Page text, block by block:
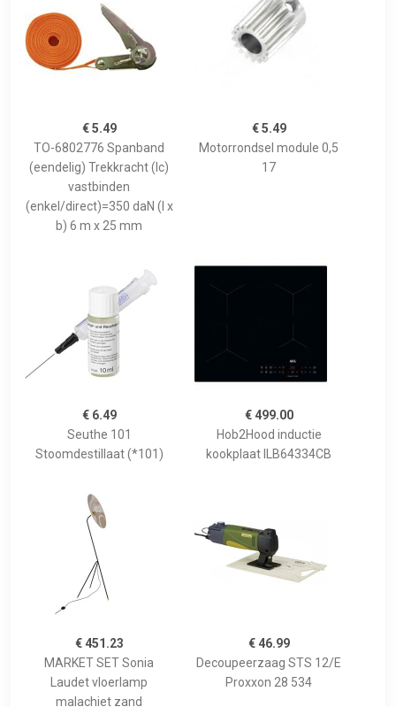
€ 5.49
TO-6802776 Spanband
(eendelig) Trekkracht (lc)
vastbinden
(enkel/direct)=350 daN (l x
b) 6 m x 25 mm
€ 5.49
Motorrondsel module 0,5
17
€ 6.49
Seuthe 101
Stoomdestillaat (*101)
€ 499.00
Hob2Hood inductie
kookplaat ILB64334CB
€ 451.23
MARKET SET Sonia
Laudet vloerlamp
malachiet zand
€ 46.99
Decoupeerzaag STS 12/E
Proxxon 28 534